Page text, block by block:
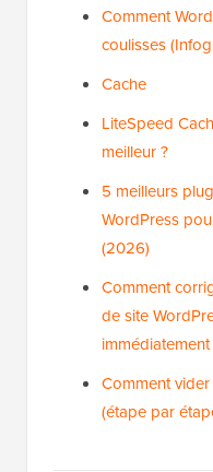
Comment
coulisses
Cache
LiteSpeed
meilleur ?
5 meilleurs
WordPress
(2026)
Comment
de site
immédiatement
Comment
(étape par